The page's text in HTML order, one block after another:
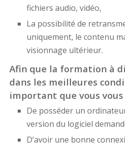
fichiers audio, vidéo,
La possibilité de
uniquement, le contenu
visionnage ultérieur.
Afin que la formation à
dans les meilleures
important que vous vous
De posséder un
version du logiciel
D’avoir une bonne